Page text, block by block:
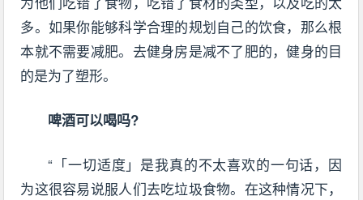
多。如果你能够科学合理的规划自己的饮食，那么根
本就不需要减肥。去健身房是减不了肥的，健身的目
的是为了塑形。
啤酒可以喝吗?
“「一切适度」是我真的不太喜欢的一句话，因
为这很容易说服人们去吃垃圾食物。在这种情况下，